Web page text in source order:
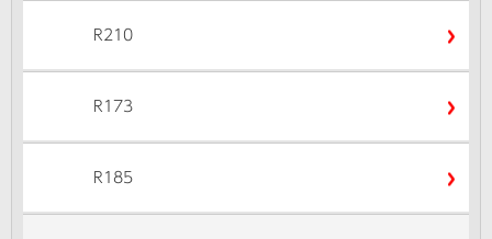
R210
R173
R185